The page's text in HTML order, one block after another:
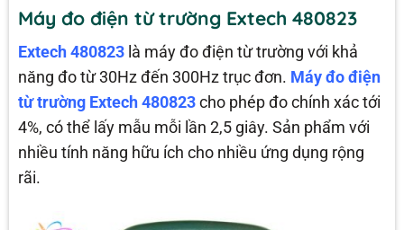
Máy đo điện từ trường Extech 480823
Extech 480823là máy đo điện từ trường với khả
năng đo từ 30Hz đến 300Hz trục đơn. Máy đo điện
từ trường Extech 480823cho phép đo chính xác tới
4%, có thể lấy mẫu mỗi lần 2,5 giây. Sản phẩm với
nhiều tính năng hữu ích cho nhiều ứng dụng rộng
rãi.